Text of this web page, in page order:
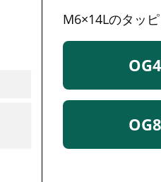
M6×14Lのタッ